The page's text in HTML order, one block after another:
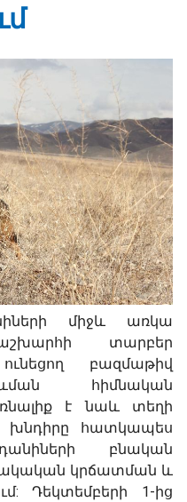
միջև առկա
աշխարհի տարբեր
ունեցող բազմաթիվ
հիմնական
է նաև տեղի
խնդիրը հատկապես
բնական
կրճատման և
Դեկտեմբերի 1-ից